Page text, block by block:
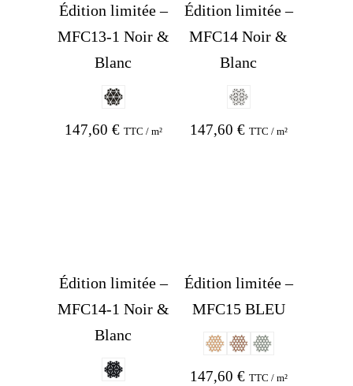
Édition limitée –
MFC13-1 Noir &
Blanc
147,60 € TTC / m²
Édition limitée –
MFC14 Noir &
Blanc
147,60 € TTC / m²
Édition limitée –
MFC14-1 Noir &
Blanc
Édition limitée –
MFC15 BLEU
147,60 € TTC / m²